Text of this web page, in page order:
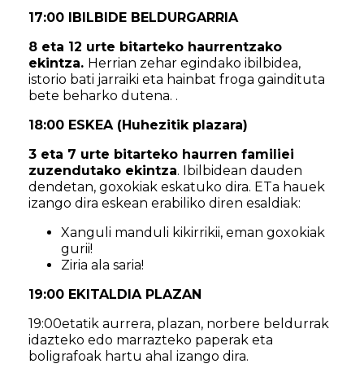
17:00 IBILBIDE BELDURGARRIA
8 eta 12 urte bitarteko haurrentzako
ekintza. Herrian zehar egindako ibilbidea,
istorio bati jarraiki eta hainbat froga gaindituta
bete beharko dutena. .
18:00 ESKEA (Huhezitik plazara)
3 eta 7 urte bitarteko haurren familiei
zuzendutako ekintza. Ibilbidean dauden
dendetan, goxokiak eskatuko dira. ETa hauek
izango dira eskean erabiliko diren esaldiak:
Xanguli manduli kikirrikii, eman goxokiak
gurii!
Ziria ala saria!
19:00 EKITALDIA PLAZAN
19:00etatik aurrera, plazan, norbere beldurrak
idazteko edo marrazteko paperak eta
boligrafoak hartu ahal izango dira.